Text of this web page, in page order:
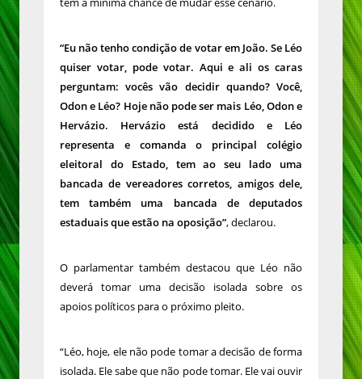
“Eu não tenho condição de votar em João. Se Léo
quiser votar, pode votar. Aqui e ali os caras
perguntam: vocês vão decidir quando? Você,
Odon e Léo? Hoje não pode ser mais Léo, Odon e
Hervázio. Hervázio está decidido e Léo
representa e comanda o principal colégio
eleitoral do Estado, tem ao seu lado uma
bancada de vereadores corretos, amigos dele,
tem também uma bancada de deputados
estaduais que estão na oposição”, declarou.
O parlamentar também destacou que Léo não
deverá tomar uma decisão isolada sobre os
apoios políticos para o próximo pleito.
“Léo, hoje, ele não pode tomar a decisão de forma
isolada. Ele sabe que não pode tomar. Ele vai ouvir